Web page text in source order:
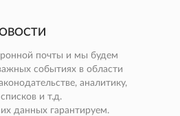
почты и мы будем
событиях в области
аналитику,
и т.д.
данных гарантируем.